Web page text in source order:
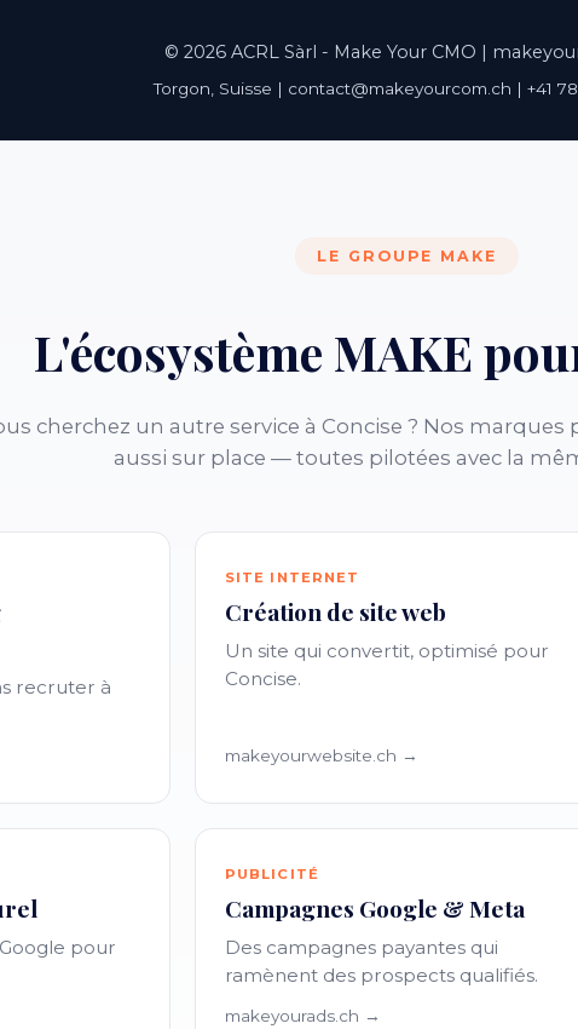
© 2026 ACRL Sàrl - Make Your CMO |
Torgon, Suisse | contact@makeyourcom.ch | +41
LE GROUPE MAKE
L'écosystème MAKE
cherchez un autre service à Concise ? Nos
aussi sur place — toutes pilotées avec la
recruter à
SITE INTERNET
Création de site web
Un site qui convertit, optimisé pour
Concise.
makeyourwebsite.ch →
pour
PUBLICITÉ
Campagnes Google & Meta
Des campagnes payantes qui
ramènent des prospects qualifiés.
makeyourads.ch →